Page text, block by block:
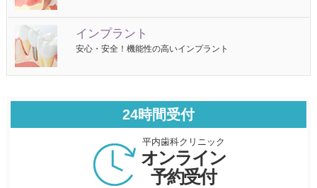
インプラント
安心・安全！機能性の高いインプラント
24時間受付
平内歯科クリニック
オンライン
予約受付